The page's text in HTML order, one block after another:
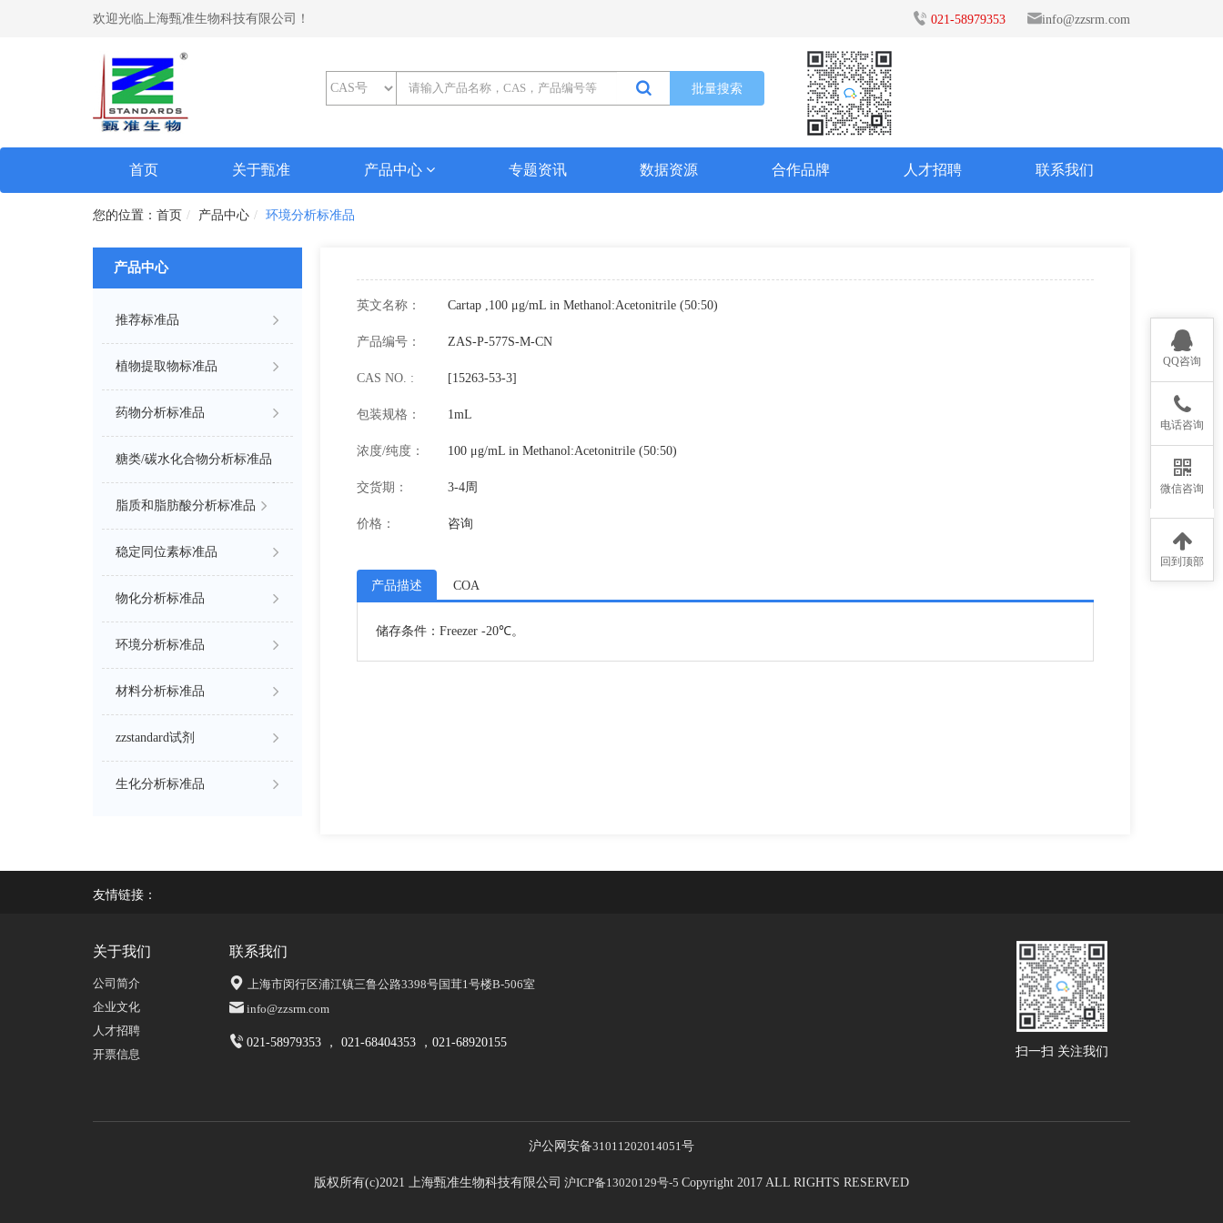
欢迎光临上海甄准生物科技有限公司！ 021-58979353 info@zzsrm.com
批量搜索
首页(current) 关于甄准 产品中心 专题资讯 数据资源 合作品牌 人才招聘 联系我们
首页 产品中心 环境分析标准品
产品中心
推荐标准品
植物提取物标准品
药物分析标准品
糖类/碳水化合物分析标准品
脂质和脂肪酸分析标准品
稳定同位素标准品
物化分析标准品
环境分析标准品
材料分析标准品
zzstandard试剂
生化分析标准品
英文名称： Cartap ,100 μg/mL in Methanol:Acetonitrile (50:50)
产品编号： ZAS-P-577S-M-CN
CAS NO. : [15263-53-3]
包装规格： 1mL
浓度/纯度： 100 μg/mL in Methanol:Acetonitrile (50:50)
交货期： 3-4周
价格： 咨询
产品描述 COA
储存条件：Freezer -20℃。
友情链接：
关于我们
公司简介
企业文化
人才招聘
开票信息
联系我们
上海市闵行区浦江镇三鲁公路3398号国茸1号楼B-506室
info@zzsrm.com
021-58979353 ， 021-68404353 ，021-68920155
扫一扫 关注我们
沪公网安备31011202014051号
版权所有(c)2021 上海甄准生物科技有限公司 沪ICP备13020129号-5 Copyright 2017 ALL RIGHTS RESERVED
QQ咨询
电话咨询
微信咨询
回到顶部